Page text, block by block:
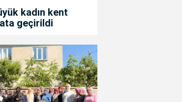
kadın kent
geçirildi